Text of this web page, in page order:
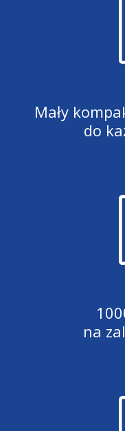
Mały
do
na